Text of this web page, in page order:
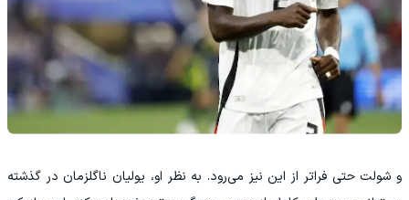
و شولت حتی فراتر از این نیز می‌رود. به نظر او، یولیان ناگلزمان در گذشته